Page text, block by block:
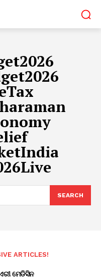
SEARCH
ARTICLES!
ମେଡିସିନ